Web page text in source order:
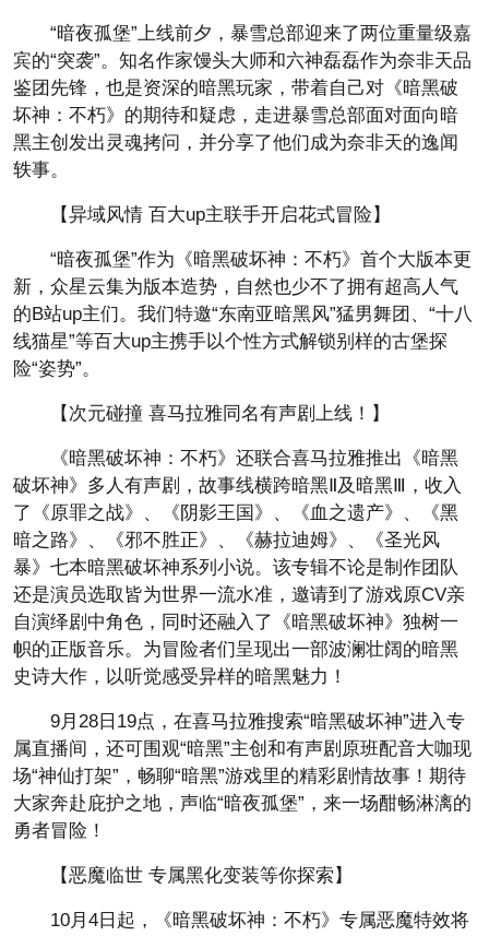
“暗夜孤堡”上线前夕，暴雪总部迎来了两位重量级嘉
宾的“突袭”。知名作家馒头大师和六神磊磊作为奈非天品
鉴团先锋，也是资深的暗黑玩家，带着自己对《暗黑破
坏神：不朽》的期待和疑虑，走进暴雪总部面对面向暗
黑主创发出灵魂拷问，并分享了他们成为奈非天的逸闻
轶事。
【异域风情 百大up主联手开启花式冒险】
“暗夜孤堡”作为《暗黑破坏神：不朽》首个大版本更
新，众星云集为版本造势，自然也少不了拥有超高人气
的B站up主们。我们特邀“东南亚暗黑风”猛男舞团、“十八
线猫星”等百大up主携手以个性方式解锁别样的古堡探
险“姿势”。
【次元碰撞 喜马拉雅同名有声剧上线！】
《暗黑破坏神：不朽》还联合喜马拉雅推出《暗黑
破坏神》多人有声剧，故事线横跨暗黑Ⅱ及暗黑Ⅲ，收入
了《原罪之战》、《阴影王国》、《血之遗产》、《黑
暗之路》、《邪不胜正》、《赫拉迪姆》、《圣光风
暴》七本暗黑破坏神系列小说。该专辑不论是制作团队
还是演员选取皆为世界一流水准，邀请到了游戏原CV亲
自演绎剧中角色，同时还融入了《暗黑破坏神》独树一
帜的正版音乐。为冒险者们呈现出一部波澜壮阔的暗黑
史诗大作，以听觉感受异样的暗黑魅力！
9月28日19点，在喜马拉雅搜索“暗黑破坏神”进入专
属直播间，还可围观“暗黑”主创和有声剧原班配音大咖现
场“神仙打架”，畅聊“暗黑”游戏里的精彩剧情故事！期待
大家奔赴庇护之地，声临“暗夜孤堡”，来一场酣畅淋漓的
勇者冒险！
【恶魔临世 专属黑化变装等你探索】
10月4日起，《暗黑破坏神：不朽》专属恶魔特效将